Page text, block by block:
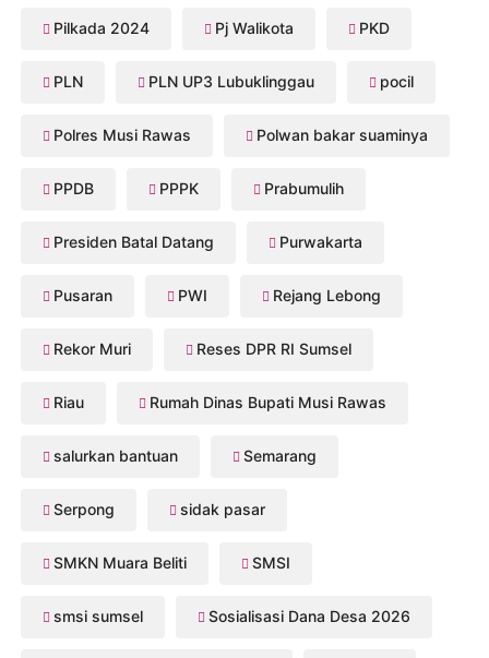
Pilkada 2024 Pj Walikota PKD
PLN PLN UP3 Lubuklinggau pocil
Polres Musi Rawas Polwan bakar suaminya
PPDB PPPK Prabumulih
Presiden Batal Datang Purwakarta
Pusaran PWI Rejang Lebong
Rekor Muri Reses DPR RI Sumsel
Riau Rumah Dinas Bupati Musi Rawas
salurkan bantuan Semarang
Serpong sidak pasar
SMKN Muara Beliti SMSI
smsi sumsel Sosialisasi Dana Desa 2026